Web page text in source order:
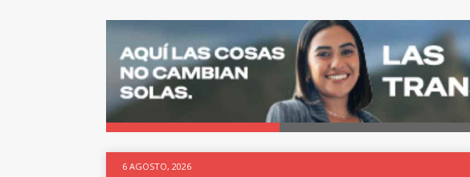
6 AGOSTO, 2026